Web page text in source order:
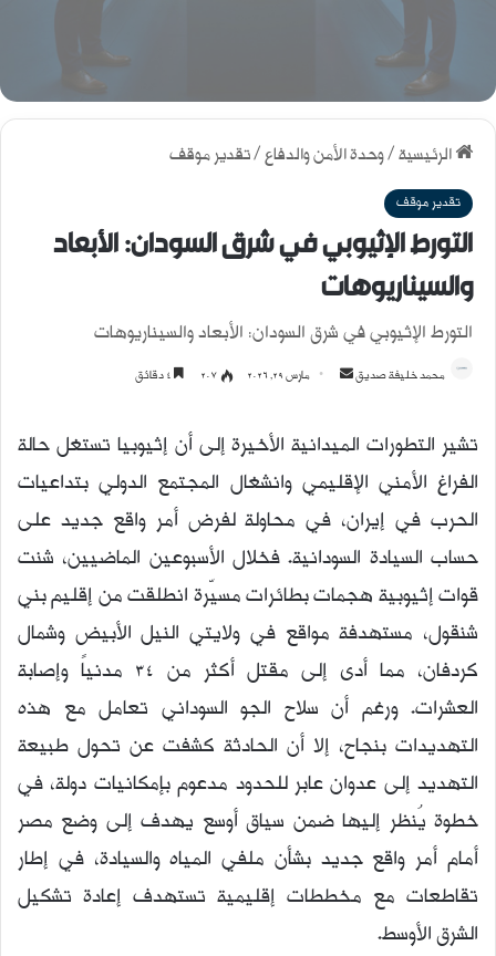
الرئيسية/وحدة الأمن والدفاع/تقدير موقف
تقدير موقف
التورط الإثيوبي في شرق السودان: الأبعاد
والسيناريوهات
التورط الإثيوبي في شرق السودان: الأبعاد والسيناريوهات
محمد خليفة صديق
ل
ب
د
ل
ر
ن
ي
مارس 29, 2026 207
تشير التطورات الميدانية الأخيرة إلى أن إثيوبيا تستغل حالة
الفراغ الأمني الإقليمي وانشغال المجتمع الدولي بتداعيات
الحرب في إيران، في محاولة لفرض أمر واقع جديد على
حساب السيادة السودانية. فخلال الأسبوعين الماضيين، شنت
قوات إثيوبية هجمات بطائرات مسيّرة انطلقت من إقليم بني
شنقول، مستهدفة مواقع في ولايتي النيل الأبيض وشمال
كردفان، مما أدى إلى مقتل أكثر من 34 مدنياً وإصابة
العشرات. ورغم أن سلاح الجو السوداني تعامل مع هذه
التهديدات بنجاح، إلا أن الحادثة كشفت عن تحول طبيعة
التهديد إلى عدوان عابر للحدود مدعوم بإمكانيات دولة، في
خطوة يُنظر إليها ضمن سياق أوسع يهدف إلى وضع مصر
أمام أمر واقع جديد بشأن ملفي المياه والسيادة، في إطار
تقاطعات مع مخططات إقليمية تستهدف إعادة تشكيل
الشرق الأوسط.